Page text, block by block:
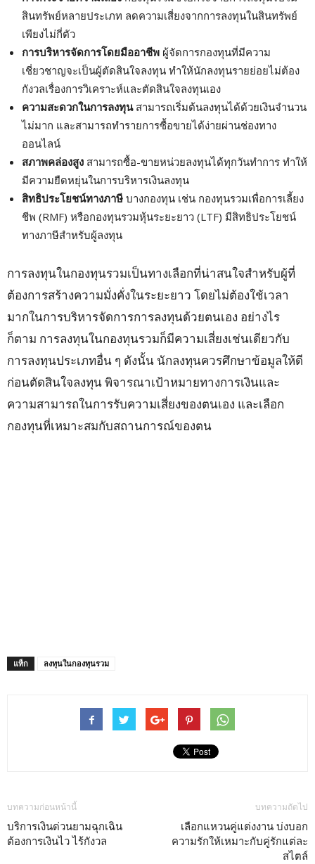
สินทรัพย์หลายประเภท ลดความเสี่ยงจากการลงทุนในสินทรัพย์
เพียงไม่กี่ตัว
การบริหารจัดการโดยมืออาชีพ ผู้จัดการกองทุนที่มีความ
เชี่ยวชาญจะเป็นผู้ตัดสินใจลงทุน ทำให้นักลงทุนรายย่อยไม่ต้อง
กังวลเรื่องการวิเคราะห์และตัดสินใจลงทุนเอง
ความสะดวกในการลงทุนสามารถเริ่มต้นลงทุนได้ด้วยเงินจำนวน
ไม่มาก และสามารถทำรายการซื้อขายได้ง่ายผ่านช่องทาง
ออนไลน์
สภาพคล่องสูง สามารถซื้อ-ขายหน่วยลงทุนได้ทุกวันทำการ ทำให้
มีความยืดหยุ่นในการบริหารเงินลงทุน
สิทธิประโยชน์ทางภาษี บางกองทุน เช่น กองทุนรวมเพื่อการเลี้ยง
ชีพ (RMF) หรือกองทุนรวมหุ้นระยะยาว (LTF) มีสิทธิประโยชน์
ทางภาษีสำหรับผู้ลงทุน
การลงทุนในกองทุนรวมเป็นทางเลือกที่น่าสนใจสำหรับผู้ที่
ต้องการสร้างความมั่งคั่งในระยะยาว โดยไม่ต้องใช้เวลา
มากในการบริหารจัดการการลงทุนด้วยตนเอง อย่างไร
ก็ตาม การลงทุนในกองทุนรวมก็มีความเสี่ยงเช่นเดียวกับ
การลงทุนประเภทอื่น ๆ ดังนั้น นักลงทุนควรศึกษาข้อมูลให้ดี
ก่อนตัดสินใจลงทุน พิจารณาเป้าหมายทางการเงินและ
ความสามารถในการรับความเสี่ยงของตนเอง และเลือก
กองทุนที่เหมาะสมกับสถานการณ์ของตน
แท็ก ลงทุนในกองทุนรวม
บทความก่อนหน้านี้
บริการเงินด่วนยามฉุกเฉิน
ต้องการเงินไว ไร้กังวล
บทความถัดไป
เลือกแหวนคู่แต่งงาน บ่งบอก
ความรักให้เหมาะกับคู่รักแต่ละ
สไตล์